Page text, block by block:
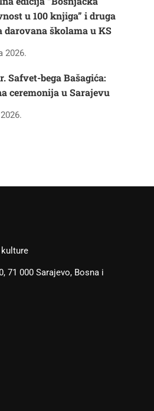
u 100 knjiga” i druga
darovana školama u KS
2026.
Safvet-bega Bašagića:
ceremonija u Sarajevu
71 000 Sarajevo, Bosna i